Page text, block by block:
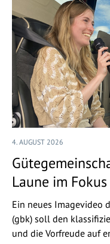
4. AUGUST 2026
Laune im Fokus
Ein neues Imagevideo
(gbk) soll den
und die Vorfreude auf